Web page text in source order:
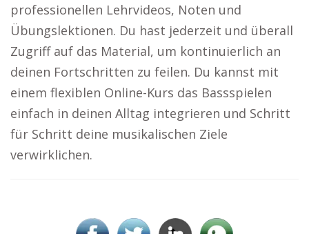
professionellen Lehrvideos, Noten und
Übungslektionen. Du hast jederzeit und überall
Zugriff auf das Material, um kontinuierlich an
deinen Fortschritten zu feilen. Du kannst mit
einem flexiblen Online-Kurs das Bassspielen
einfach in deinen Alltag integrieren und Schritt
für Schritt deine musikalischen Ziele
verwirklichen.